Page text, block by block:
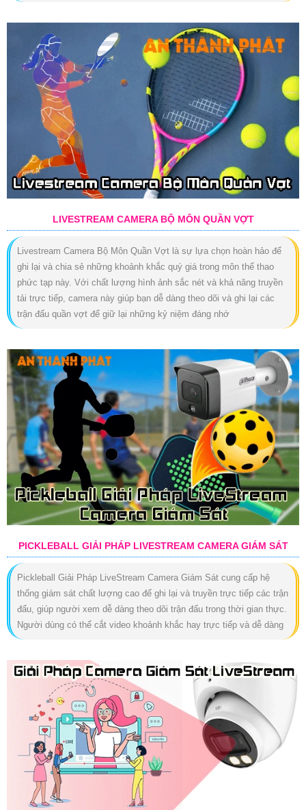
LIVESTREAM CAMERA BỘ MÔN QUẦN VỢT
Livestream Camera Bộ Môn Quần Vợt là sự lựa chọn hoàn hảo để
ghi lại và chia sẻ những khoảnh khắc quý giá trong môn thể thao
phức tạp này. Với chất lượng hình ảnh sắc nét và khả năng truyền
tải trực tiếp, camera này giúp bạn dễ dàng theo dõi và ghi lại các
trận đấu quần vợt để giữ lại những kỷ niệm đáng nhớ
PICKLEBALL GIẢI PHÁP LIVESTREAM CAMERA GIÁM SÁT
Pickleball Giải Pháp LiveStream Camera Giám Sát cung cấp hệ
thống giám sát chất lượng cao để ghi lại và truyền trực tiếp các trận
đấu, giúp người xem dễ dàng theo dõi trận đấu trong thời gian thực.
Người dùng có thể cắt video khoảnh khắc hay trực tiếp và dễ dàng